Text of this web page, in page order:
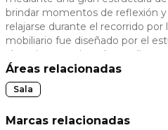
slide
brindar momentos de reflexión
relajarse durante el recorrido por
mobiliario fue diseñado por el
alocasias, anturios y bromelias
Áreas relacionadas
Sala
Marcas relacionadas